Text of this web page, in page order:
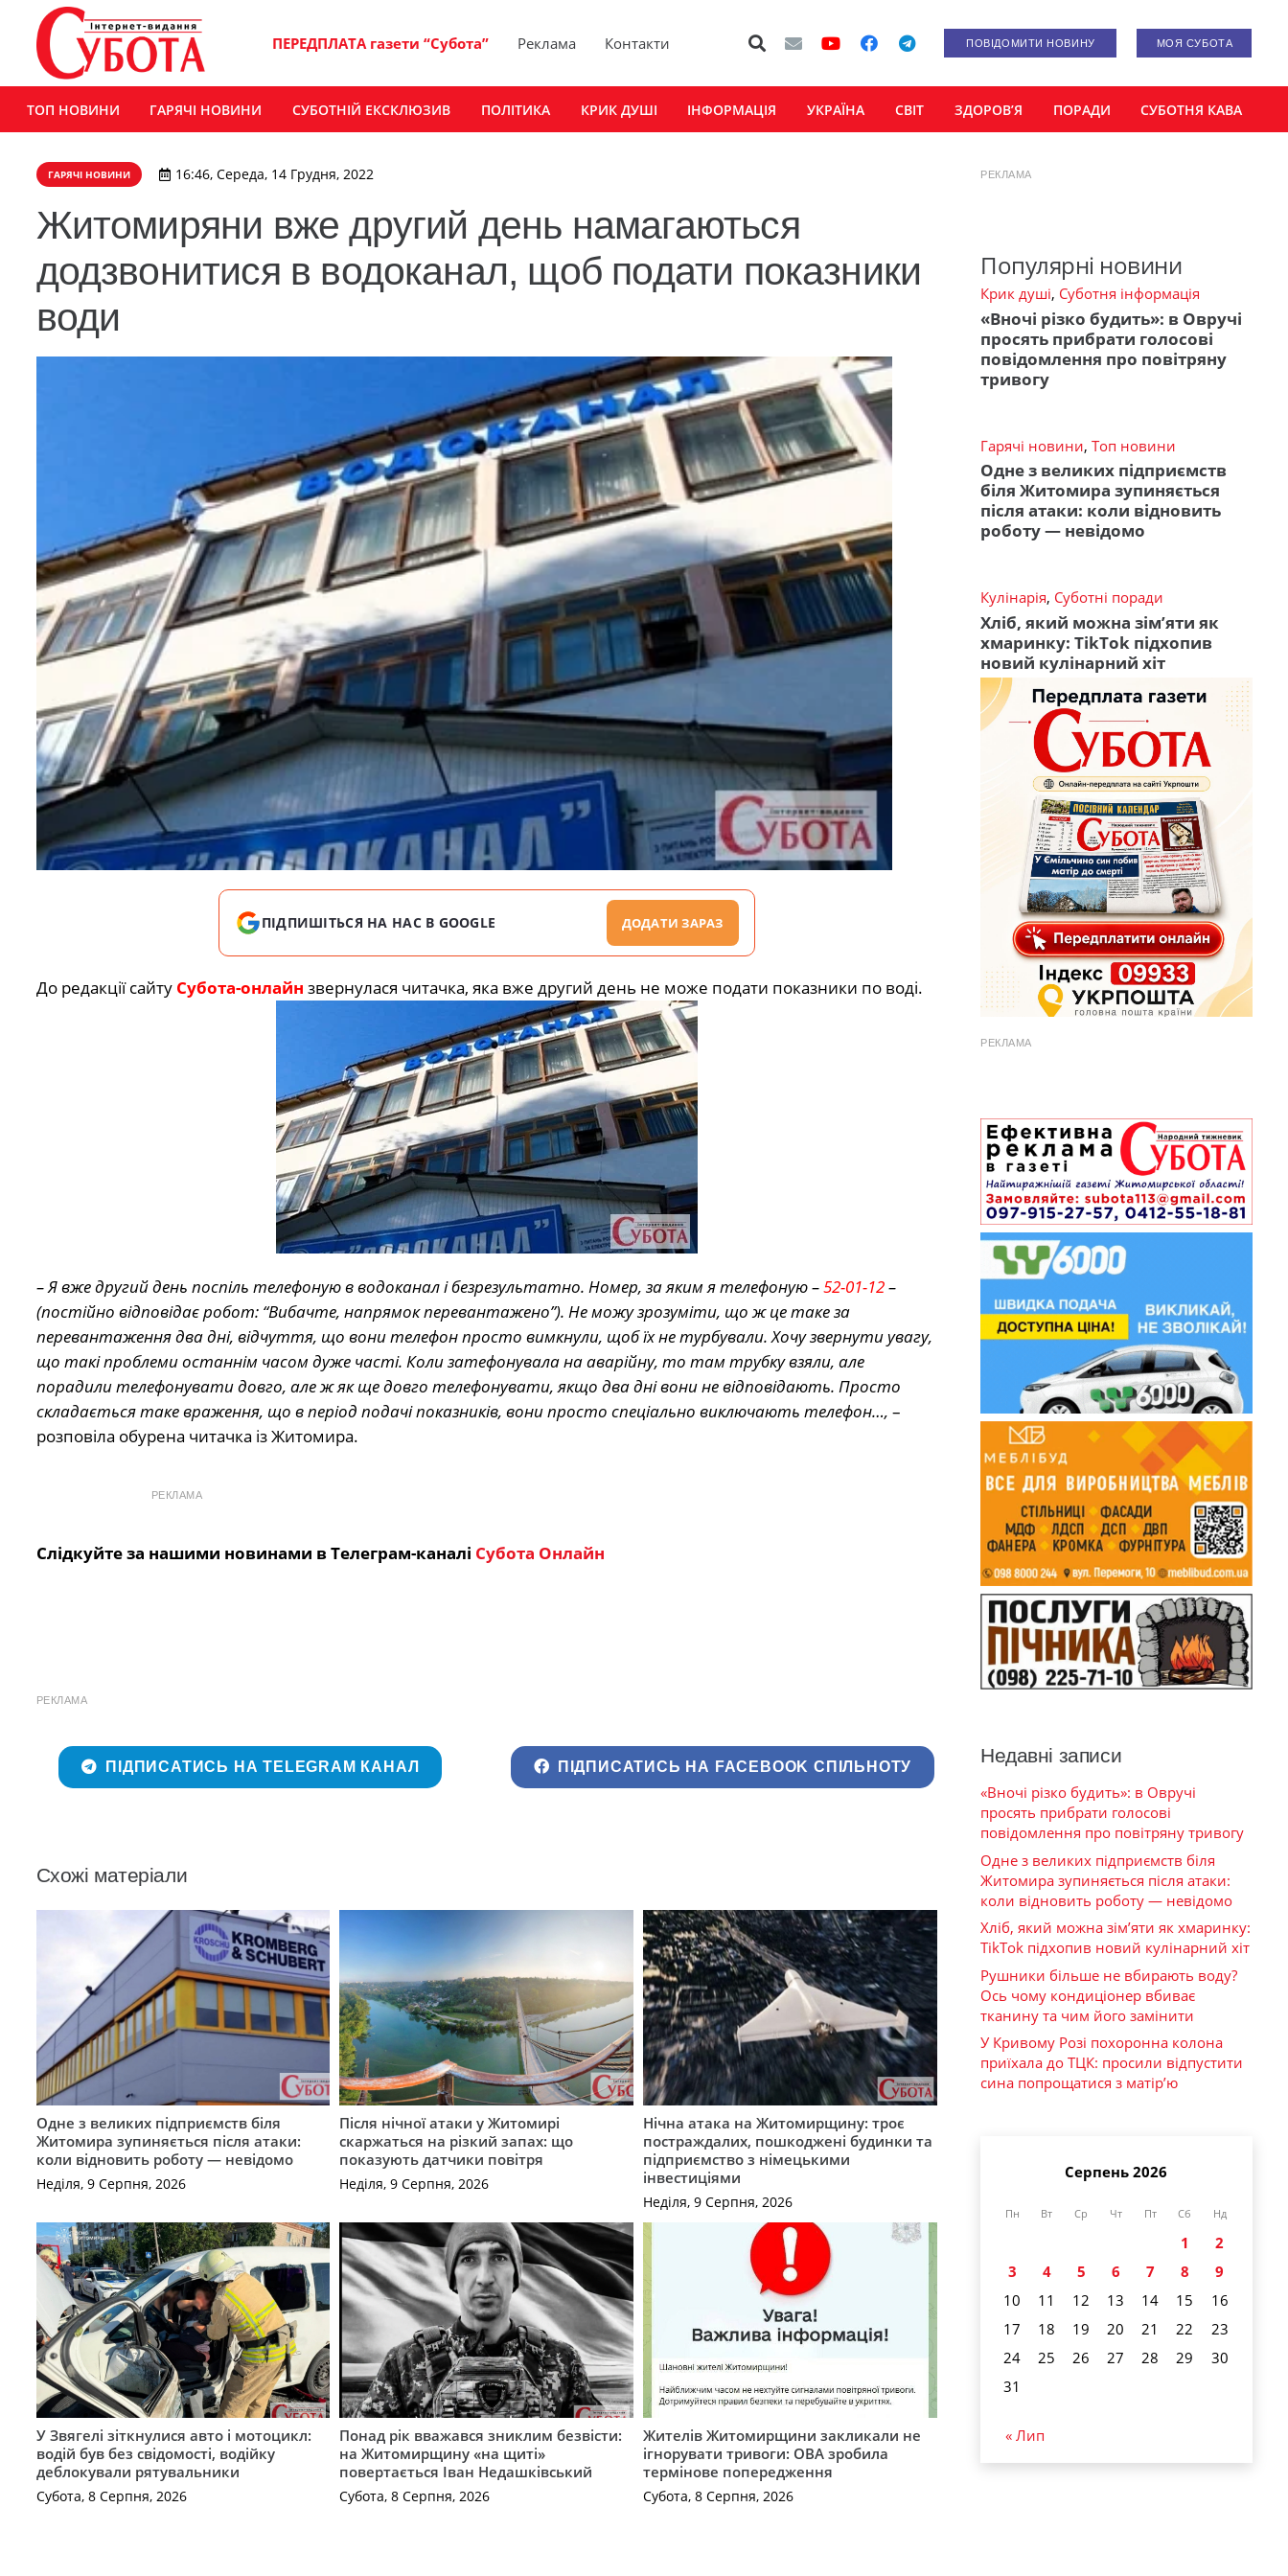
ПЕРЕДПЛАТА газети “Субота” Реклама Контакти ПОВІДОМИТИ НОВИНУ МОЯ СУБОТА
ТОП НОВИНИ ГАРЯЧІ НОВИНИ СУБОТНІЙ ЕКСКЛЮЗИВ ПОЛІТИКА КРИК ДУШІ ІНФОРМАЦІЯ УКРАЇНА СВІТ ЗДОРОВ’Я ПОРАДИ СУБОТНЯ КАВА
ГАРЯЧІ НОВИНИ 16:46, Середа, 14 Грудня, 2022
Житомиряни вже другий день намагаються
додзвонитися в водоканал, щоб подати показники
води
ПІДПИШІТЬСЯ НА НАС В GOOGLE ДОДАТИ ЗАРАЗ
До редакції сайту Субота-онлайн звернулася читачка, яка вже другий день не може подати показники по воді.
– Я вже другий день поспіль телефоную в водоканал і безрезультатно. Номер, за яким я телефоную –52-01-12–
(постійно відповідає робот: “Вибачте, напрямок перевантажено”). Не можу зрозуміти, що ж це таке за
перевантаження два дні, відчуття, що вони телефон просто вимкнули, щоб їх не турбували. Хочу звернути увагу,
що такі проблеми останнім часом дуже часті. Коли затефонувала на аварійну, то там трубку взяли, але
порадили телефонувати довго, але ж як ще довго телефонувати, якщо два дні вони не відповідають. Просто
складається таке враження, що в період подачі показників, вони просто спеціально виключають телефон…, –
розповіла обурена читачка із Житомира.
РЕКЛАМА
Слідкуйте за нашими новинами в Телеграм-каналі Субота Онлайн
РЕКЛАМА
ПІДПИСАТИСЬ НА TELEGRAM КАНАЛ ПІДПИСАТИСЬ НА FACEBOOK СПІЛЬНОТУ
Схожі матеріали
Одне з великих підприємств біля
Житомира зупиняється після атаки:
коли відновить роботу — невідомо
Неділя, 9 Серпня, 2026
Після нічної атаки у Житомирі
скаржаться на різкий запах: що
показують датчики повітря
Неділя, 9 Серпня, 2026
Нічна атака на Житомирщину: троє
постраждалих, пошкоджені будинки та
підприємство з німецькими
інвестиціями
Неділя, 9 Серпня, 2026
У Звягелі зіткнулися авто і мотоцикл:
водій був без свідомості, водійку
деблокували рятувальники
Субота, 8 Серпня, 2026
Понад рік вважався зниклим безвісти:
на Житомирщину «на щиті»
повертається Іван Недашківський
Субота, 8 Серпня, 2026
Жителів Житомирщини закликали не
ігнорувати тривоги: ОВА зробила
термінове попередження
Субота, 8 Серпня, 2026
РЕКЛАМА
Популярні новини
Крик душі, Суботня інформація
«Вночі різко будить»: в Овручі
просять прибрати голосові
повідомлення про повітряну
тривогу
Гарячі новини, Топ новини
Одне з великих підприємств
біля Житомира зупиняється
після атаки: коли відновить
роботу — невідомо
Кулінарія, Суботні поради
Хліб, який можна зім’яти як
хмаринку: TikTok підхопив
новий кулінарний хіт
РЕКЛАМА
Недавні записи
«Вночі різко будить»: в Овручі
просять прибрати голосові
повідомлення про повітряну тривогу
Одне з великих підприємств біля
Житомира зупиняється після атаки:
коли відновить роботу — невідомо
Хліб, який можна зім’яти як хмаринку:
TikTok підхопив новий кулінарний хіт
Рушники більше не вбирають воду?
Ось чому кондиціонер вбиває
тканину та чим його замінити
У Кривому Розі похоронна колона
приїхала до ТЦК: просили відпустити
сина попрощатися з матір’ю
Серпень 2026
Пн Вт Ср Чт Пт Сб Нд
1
2
3
4 5 6 7 8
9
10
11 12 13 14 15
16
17
18 19 20 21 22
23
24
25 26 27 28 29
30
31
« Лип